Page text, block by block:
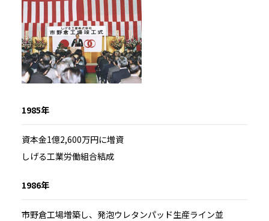
1985年
資本金1億2,600万円に増資
しげる工業労働組合結成
1986年
市野倉工場増築し、発泡ウレタンパッド生産ライン並